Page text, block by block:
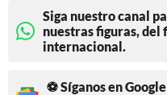
Siga nuestro canal
nuestras figuras,
internacional.
⚽ Síganos en